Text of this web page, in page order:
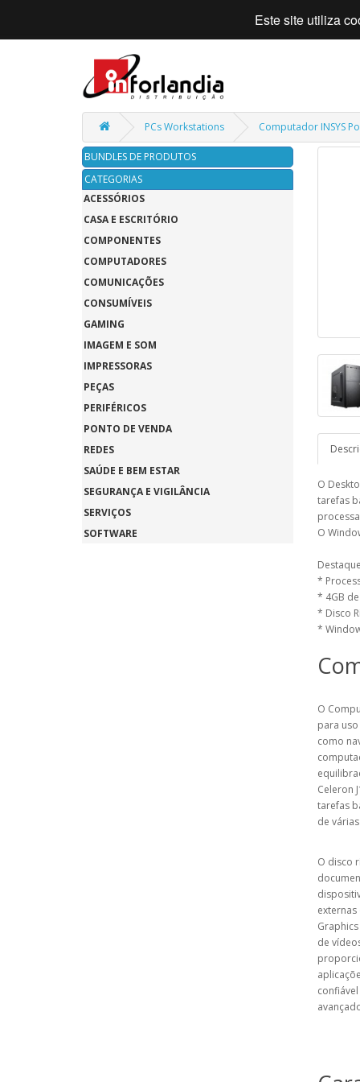
PCs Workstations Computador INSYS
BUNDLES DE PRODUTOS
CATEGORIAS
ACESSÓRIOS
CASA E ESCRITÓRIO
COMPONENTES
COMPUTADORES
COMUNICAÇÕES
CONSUMÍVEIS
GAMING
IMAGEM E SOM
IMPRESSORAS
PEÇAS
PERIFÉRICOS
PONTO DE VENDA
REDES
SAÚDE E BEM ESTAR
SEGURANÇA E VIGILÂNCIA
SERVIÇOS
SOFTWARE
O
tarefas
O
*
* 4GB
* Disco
*
O
para
como
Celeron
tarefas
de
O disco
de
Este site utiliza